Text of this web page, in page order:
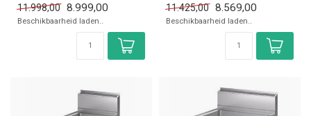
✓ 400 Volt
11.998,00 8.999,00
Beschikbaarheid laden..
✓ Aardgas
11.425,00 8.569,00
Beschikbaarheid laden..